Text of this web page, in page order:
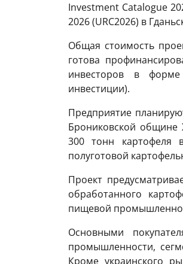
Investment Catalogue
2026 (URC2026) в
Общая стоимость
готова
инвесторов в
инвестиции).
Предприятие
Брониковской общине
300 тонн картофеля
полуготовой
Проект
обработанного
пищевой
Основными
промышленности,
Кроме украинского